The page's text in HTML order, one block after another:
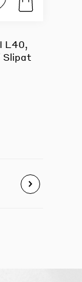
L40,
Slipat